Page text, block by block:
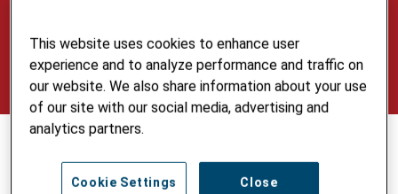
Einsatz von IT-Programmen in ausgewählten
libanesischen zivilgesellschaftlichen
Organisationen unterstützt.
This website uses cookies to enhance user
experience and to analyze performance and traffic on
our website. We also share information about your use
of our site with our social media, advertising and
analytics partners.
Close
Cookie Settings